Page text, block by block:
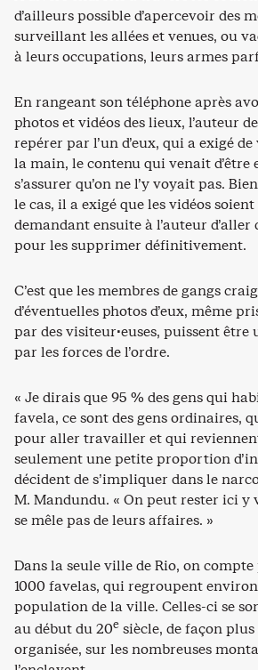
d’ailleurs possible d’apercevoir des
surveillant les allées et venues, ou
à leurs occupations, leurs armes
En rangeant son téléphone après
photos et vidéos des lieux, l’auteur
repérer par l’un d’eux, qui a exigé
la main, le contenu qui venait d’être
s’assurer qu’on ne l’y voyait pas.
le cas, il a exigé que les vidéos soient
demandant ensuite à l’auteur
pour les supprimer définitivement.
C’est que les membres de gangs
d’éventuelles photos d’eux, même
par des visiteur·euses, puissent être
par les forces de l’ordre.
« Je dirais que 95 % des gens qui
favela, ce sont des gens ordinaires,
pour aller travailler et qui
seulement une petite proportion
décident de s’impliquer dans le
M. Mandundu. « On peut rester ici y
se mêle pas de leurs affaires. »
Dans la seule ville de Rio, on compte
1000 favelas, qui regroupent
population de la ville. Celles-ci se
au début du 20e siècle, de façon
organisée, sur les nombreuses